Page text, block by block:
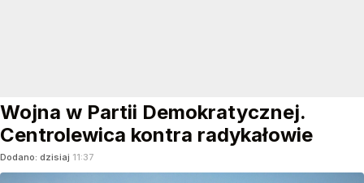
Wojna w Partii Demokratycznej.
Centrolewica kontra radykałowie
Dodano: dzisiaj 11:37